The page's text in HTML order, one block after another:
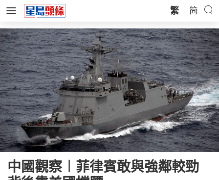
繁 简
中國觀察︱菲律賓敢與強鄰較勁